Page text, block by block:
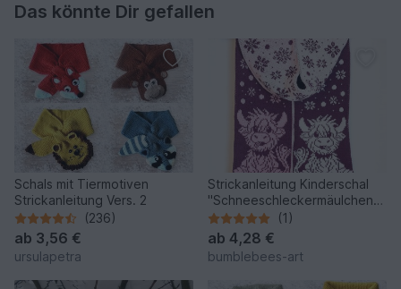
Das könnte Dir gefallen
Schals mit Tiermotiven
Strickanleitung Vers. 2
(236)
ab 3,56 €
ursulapetra
Strickanleitung Kinderschal
"Schneeschleckermäulchen"
Highland Cow
(1)
ab 4,28 €
bumblebees-art